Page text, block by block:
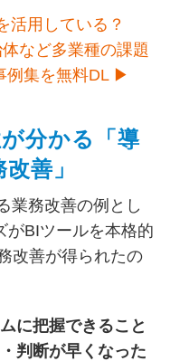
活用している？
など多業種の課題
例集を無料DL ▶
分かる「導
善」
業務改善の例とし
がBIツールを本格的
改善が得られたの
に把握できること
判断が早くなった